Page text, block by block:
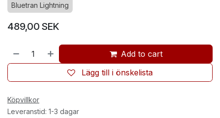
Bluetran Lightning
489,00 SEK
Add to cart
Lägg till i önskelista
Köpvillkor
Leveranstid: 1-3 dagar